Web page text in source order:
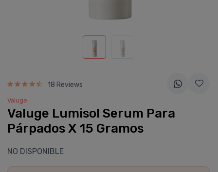
18 Reviews
Valuge
Valuge Lumisol Serum Para
Párpados X 15 Gramos
NO DISPONIBLE